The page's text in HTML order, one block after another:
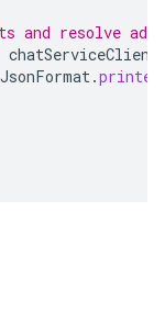
and resolve
chatServiceClient
JsonFormat.printer